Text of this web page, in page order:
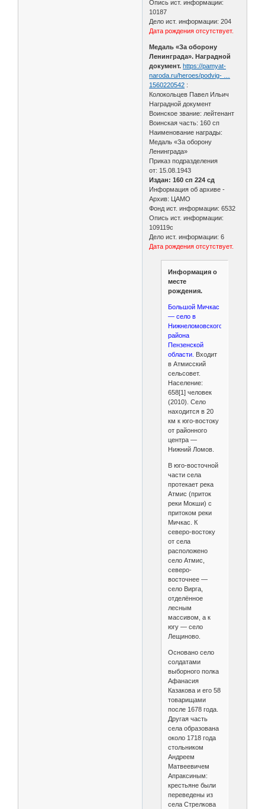
Опись ист. информации:
10187
Дело ист. информации: 204
Дата рождения отсутствует.
Медаль «За оборону
Ленинграда». Наградной
документ. https://pamyat-
naroda.ru/heroes/podvig- …
1560220542 :
Колокольцев Павел Ильич
Наградной документ
Воинское звание: лейтенант
Воинская часть: 160 сп
Наименование награды:
Медаль «За оборону
Ленинграда»
Приказ подразделения
от: 15.08.1943
Издан: 160 сп 224 сд
Информация об архиве -
Архив: ЦАМО
Фонд ист. информации: 6532
Опись ист. информации:
109119с
Дело ист. информации: 6
Дата рождения отсутствует.
Информация о
месте
рождения.
Большой Мичкас
— село в
Нижнеломовского
района
Пензенской
области.
Входит
в Атмисский
сельсовет.
Население:
658[1] человек
(2010). Село
находится в 20
км к юго-востоку
от районного
центра —
Нижний Ломов.
В юго-восточной
части села
протекает река
Атмис (приток
реки Мокши) с
притоком реки
Мичкас. К
северо-востоку
от села
расположено
село Атмис,
северо-
восточнее —
село Вирга,
отделённое
лесным
массивом, а к
югу — село
Лещиново.
Основано село
солдатами
выборного полка
Афанасия
Казакова и его 58
товарищами
после 1678 года.
Другая часть
села образована
около 1718 года
стольником
Андреем
Матвеевичем
Апраксиным:
крестьяне были
переведены из
села Стрелкова